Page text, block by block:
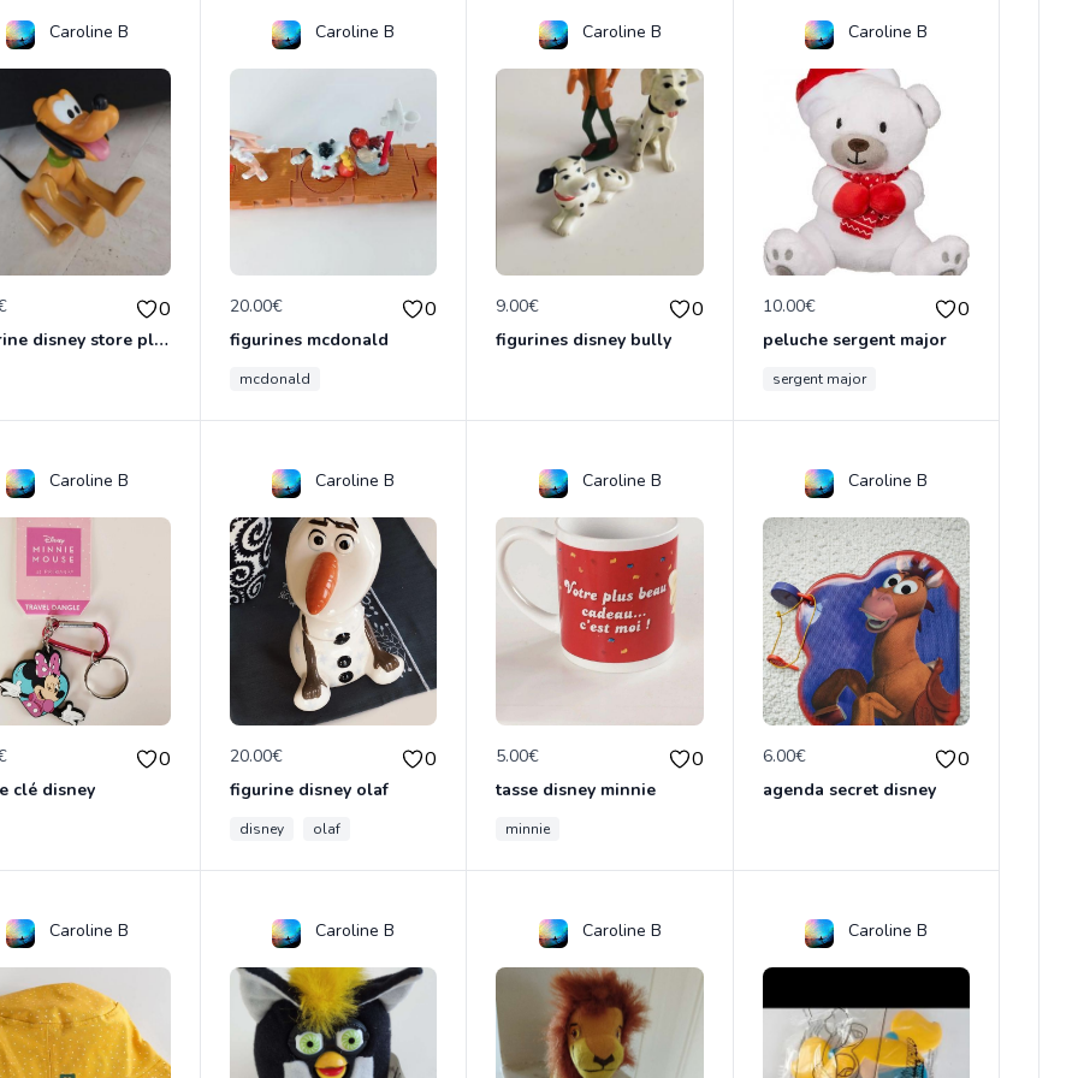
Caroline B
0
figurine disney store pluto
Caroline B
20.00€ 0
figurines mcdonald
mcdonald
Caroline B
9.00€ 0
figurines disney bully
Caroline B
10.00€ 0
peluche sergent major
sergent major
Caroline B
0
clé disney
Caroline B
20.00€ 0
figurine disney olaf
disney olaf
Caroline B
5.00€ 0
tasse disney minnie
minnie
Caroline B
6.00€ 0
agenda secret disney
Caroline B Caroline B Caroline B Caroline B